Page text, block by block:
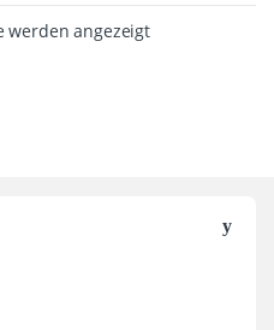
werden angezeigt